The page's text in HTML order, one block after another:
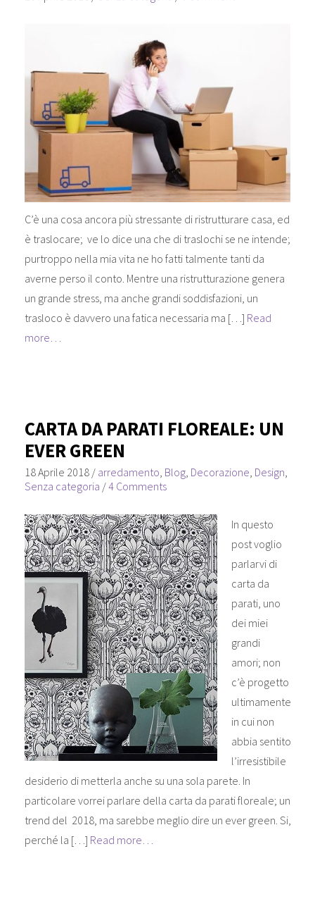
C’è una cosa ancora più stressante di ristrutturare casa, ed
è traslocare; ve lo dice una che di traslochi se ne intende;
purtroppo nella mia vita ne ho fatti talmente tanti da
averne perso il conto. Mentre una ristrutturazione genera
un grande stress, ma anche grandi soddisfazioni, un
trasloco è davvero una fatica necessaria ma […] Read
more…
CARTA DA PARATI FLOREALE: UN
EVER GREEN
18 Aprile 2018/ arredamento Blog, Decorazione Design
Senza categoria /4 Comments
In questo
post voglio
parlarvi di
carta da
parati, uno
dei miei
grandi
amori; non
c’è progetto
ultimamente
in cui non
abbia sentito
l’irresistibile
desiderio di metterla anche su una sola parete. In
particolare vorrei parlare della carta da parati floreale; un
trend del 2018, ma sarebbe meglio dire un ever green. Si,
perché la […] Read more…